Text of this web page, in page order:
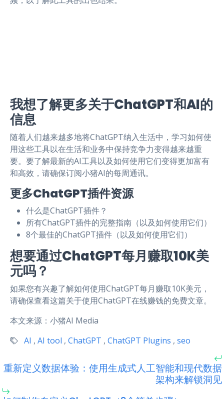
我想了解更多关于ChatGPT和AI的
信息
随着人们越来越多地将ChatGPT纳入生活中，学习如何使
用这些工具以在生活和业务中保持竞争力变得越来越重
要。要了解最新的AI工具以及如何使用它们变得更加富有
和高效，请确保订阅小猪AI的每周通讯。
更多ChatGPT插件资源
什么是ChatGPT插件？
所有ChatGPT插件的完整指南（以及如何使用它们）
8个最佳的ChatGPT插件（以及如何使用它们）
想要通过ChatGPT每月赚取10K美
元吗？
如果您有兴趣了解如何使用ChatGPT每月赚取10K美元，
请确保查看这篇关于使用ChatGPT在线赚钱的免费文章。
本文来源：小猪AI Media
AI , AI tool , ChatGPT , ChatGPT Plugins , seo
重新定义数据体验：使用生成式人工智能和现代数据
架构来解锁洞见